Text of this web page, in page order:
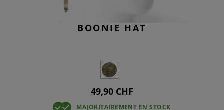
BOONIE HAT
49,90 CHF
MAJORITAIREMENT EN STOCK